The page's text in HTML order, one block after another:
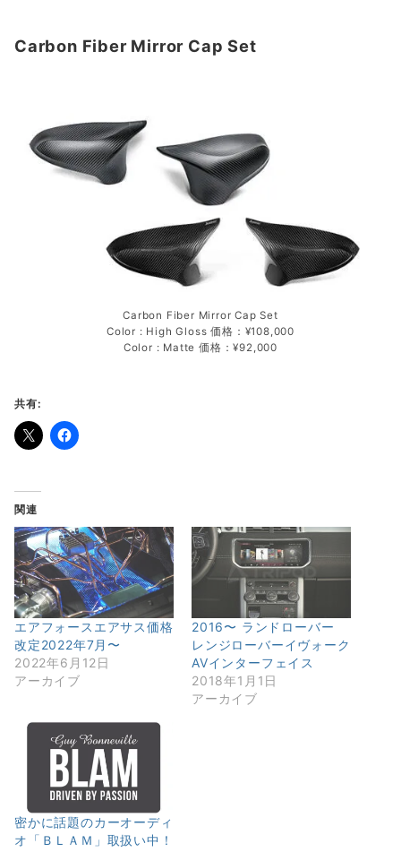
Carbon Fiber Mirror Cap Set
Carbon Fiber Mirror Cap Set
Color : High Gloss 価格：¥108,000
Color : Matte 価格：¥92,000
共有:
関連
エアフォースエアサス価格
改定2022年7月〜
2022年6月12日
アーカイブ
2016〜 ランドローバー
レンジローバーイヴォーク
AVインターフェイス
2018年1月1日
アーカイブ
密かに話題のカーオーディ
オ「ＢＬＡＭ」取扱い中！